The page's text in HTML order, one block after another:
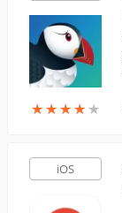
★★★★★
★★★★★
iOS